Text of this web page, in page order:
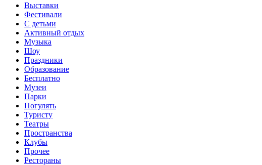
Выставки
Фестивали
С детьми
Активный отдых
Музыка
Шоу
Праздники
Образование
Бесплатно
Музеи
Парки
Погулять
Туристу
Театры
Пространства
Клубы
Прочее
Рестораны